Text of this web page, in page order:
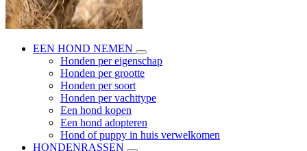
EEN HOND NEMEN
Honden per eigenschap
Honden per grootte
Honden per soort
Honden per vachttype
Een hond kopen
Een hond adopteren
Hond of puppy in huis verwelkomen
HONDENRASSEN